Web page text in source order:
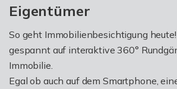
Eigentümer
So geht Immobilienbesichtigung
gespannt auf interaktive 360°
Immobilie.
Egal ob auch auf dem Smartphone,